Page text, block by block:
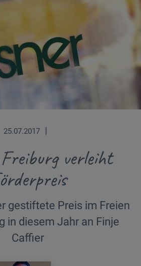
25.07.2017 |
verleiht
gestiftete Preis im Freien
in diesem Jahr an Finje
Caffier